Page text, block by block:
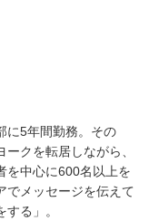
に5年間勤務。その
クを転居しながら、
を中心に600名以上を
でメッセージを伝えて
る」。